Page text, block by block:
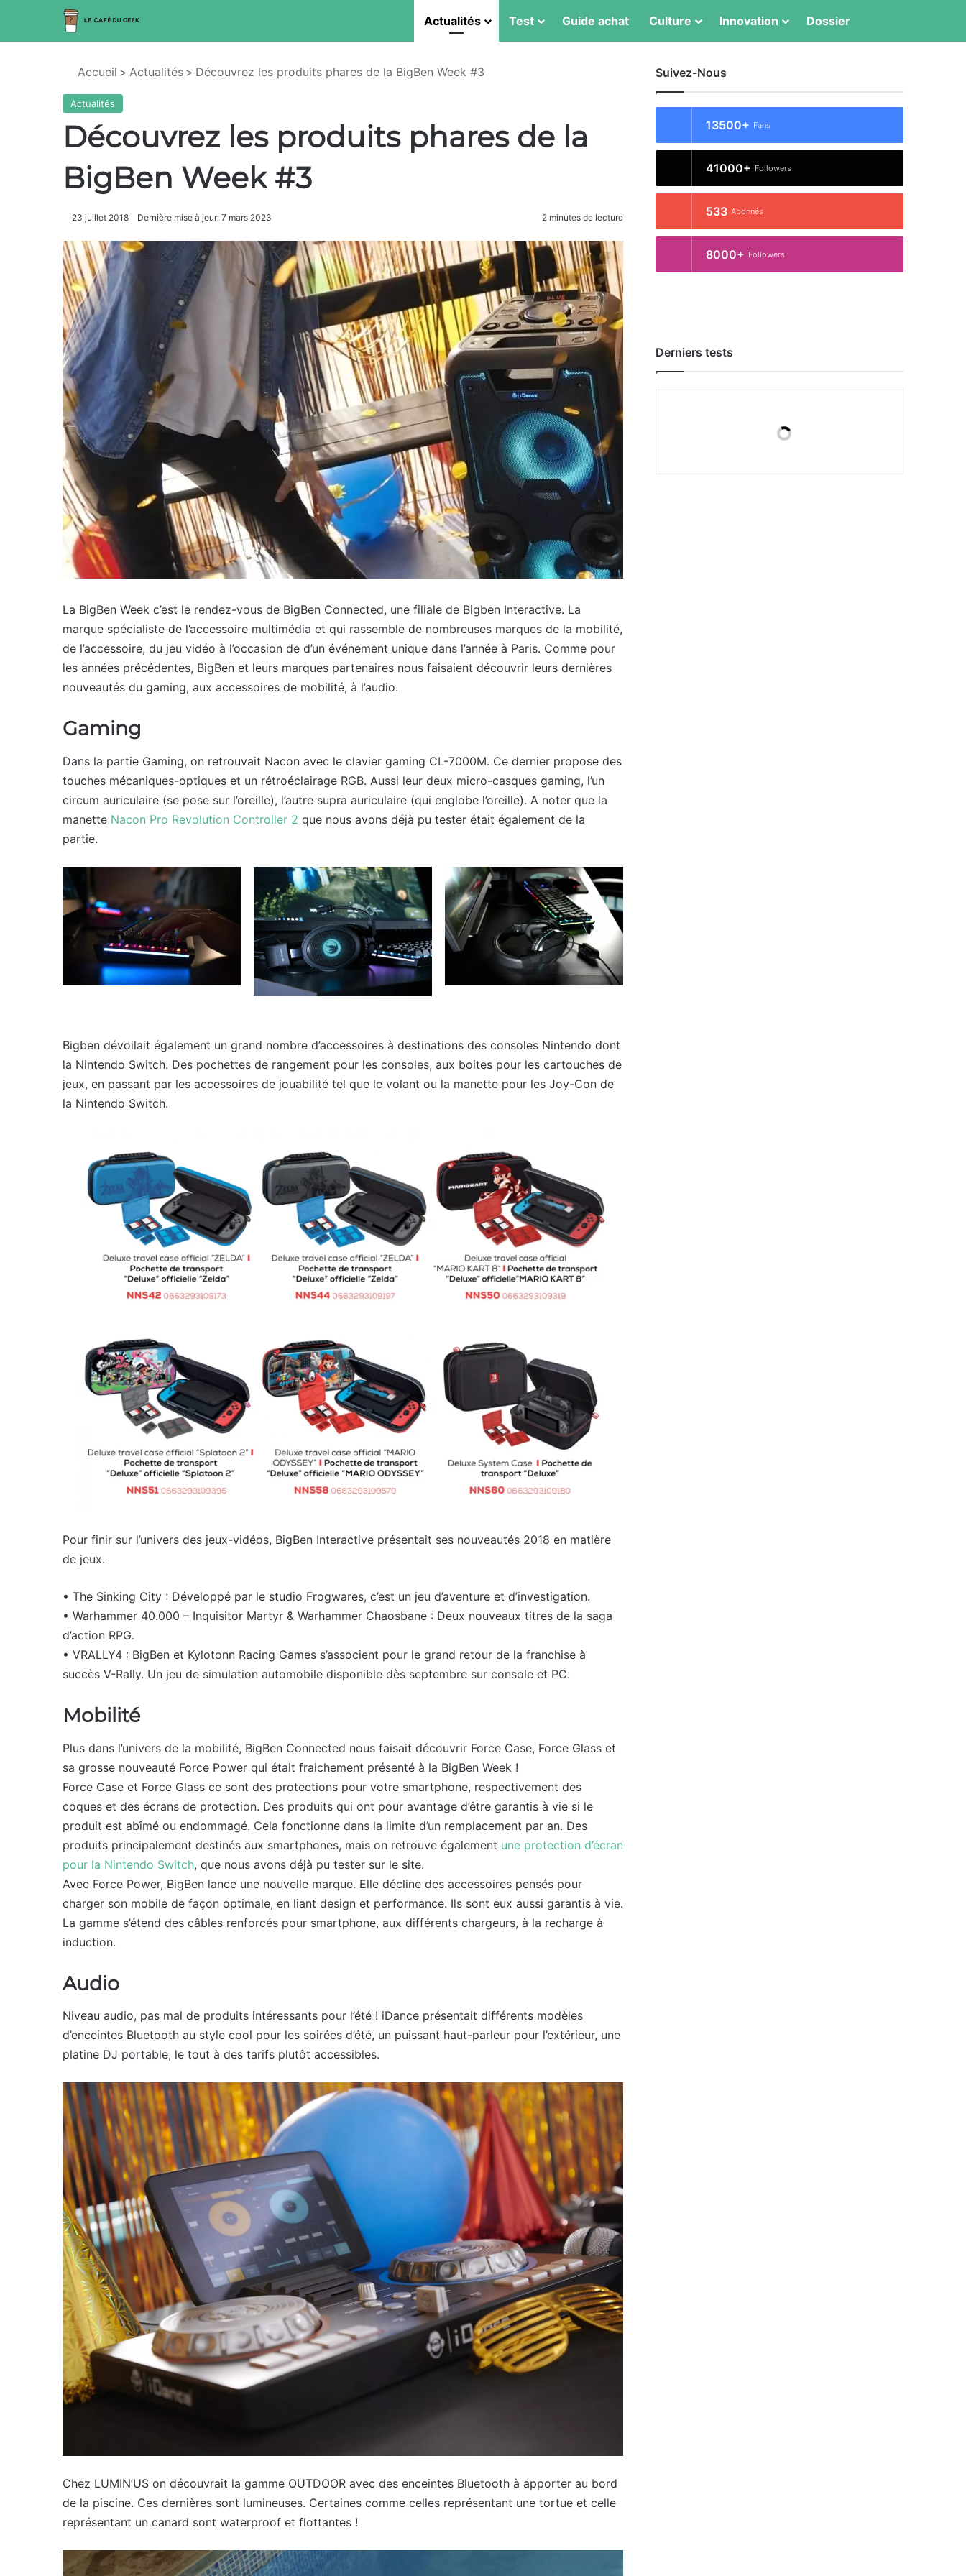
Actualités Test Guide achat Culture Innovation Dossier
Accueil > Actualités > Découvrez les produits phares de la BigBen Week #3
Actualités
Découvrez les produits phares de la
BigBen Week #3
23 juillet 2018 Dernière mise à jour: 7 mars 2023 2 minutes de lecture
La BigBen Week c’est le rendez-vous de BigBen Connected, une filiale de Bigben Interactive. La
marque spécialiste de l’accessoire multimédia et qui rassemble de nombreuses marques de la mobilité,
de l’accessoire, du jeu vidéo à l’occasion de d’un événement unique dans l’année à Paris. Comme pour
les années précédentes, BigBen et leurs marques partenaires nous faisaient découvrir leurs dernières
nouveautés du gaming, aux accessoires de mobilité, à l’audio.
Gaming
Dans la partie Gaming, on retrouvait Nacon avec le clavier gaming CL-7000M. Ce dernier propose des
touches mécaniques-optiques et un rétroéclairage RGB. Aussi leur deux micro-casques gaming, l’un
circum auriculaire (se pose sur l’oreille), l’autre supra auriculaire (qui englobe l’oreille). A noter que la
manette Nacon Pro Revolution Controller 2 que nous avons déjà pu tester était également de la
partie.
Bigben dévoilait également un grand nombre d’accessoires à destinations des consoles Nintendo dont
la Nintendo Switch. Des pochettes de rangement pour les consoles, aux boites pour les cartouches de
jeux, en passant par les accessoires de jouabilité tel que le volant ou la manette pour les Joy-Con de
la Nintendo Switch.
Pour finir sur l’univers des jeux-vidéos, BigBen Interactive présentait ses nouveautés 2018 en matière
de jeux.
• The Sinking City : Développé par le studio Frogwares, c’est un jeu d’aventure et d’investigation.
• Warhammer 40.000 – Inquisitor Martyr & Warhammer Chaosbane : Deux nouveaux titres de la saga
d’action RPG.
• VRALLY4 : BigBen et Kylotonn Racing Games s’associent pour le grand retour de la franchise à
succès V-Rally. Un jeu de simulation automobile disponible dès septembre sur console et PC.
Mobilité
Plus dans l’univers de la mobilité, BigBen Connected nous faisait découvrir Force Case, Force Glass et
sa grosse nouveauté Force Power qui était fraichement présenté à la BigBen Week !
Force Case et Force Glass ce sont des protections pour votre smartphone, respectivement des
coques et des écrans de protection. Des produits qui ont pour avantage d’être garantis à vie si le
produit est abîmé ou endommagé. Cela fonctionne dans la limite d’un remplacement par an. Des
produits principalement destinés aux smartphones, mais on retrouve également une protection d’écran
pour la Nintendo Switch, que nous avons déjà pu tester sur le site.
Avec Force Power, BigBen lance une nouvelle marque. Elle décline des accessoires pensés pour
charger son mobile de façon optimale, en liant design et performance. Ils sont eux aussi garantis à vie.
La gamme s’étend des câbles renforcés pour smartphone, aux différents chargeurs, à la recharge à
induction.
Audio
Niveau audio, pas mal de produits intéressants pour l’été ! iDance présentait différents modèles
d’enceintes Bluetooth au style cool pour les soirées d’été, un puissant haut-parleur pour l’extérieur, une
platine DJ portable, le tout à des tarifs plutôt accessibles.
Chez LUMIN’US on découvrait la gamme OUTDOOR avec des enceintes Bluetooth à apporter au bord
de la piscine. Ces dernières sont lumineuses. Certaines comme celles représentant une tortue et celle
représentant un canard sont waterproof et flottantes !
Suivez-Nous
13500+ Fans
41000+ Followers
533 Abonnés
8000+ Followers
Derniers tests